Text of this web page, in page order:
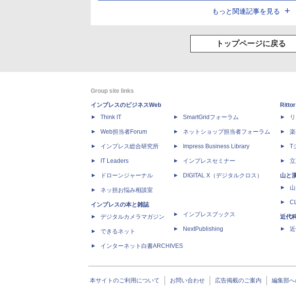
もっと関連記事を見る
トップページに戻る
Group site links
インプレスのビジネスWeb
Think IT
Web担当者Forum
インプレス総合研究所
IT Leaders
ドローンジャーナル
ネッ担お悩み相談室
インプレスの本と雑誌
デジタルカメラマガジン
できるネット
インターネット白書ARCHIVES
SmartGridフォーラム
ネットショップ担当者フォーラム
Impress Business Library
インプレスセミナー
DIGITAL X（デジタルクロス）
インプレスブックス
NextPublishing
T
山と
近代
本サイトのご利用について お問い合わせ 広告掲載のご案内 編集部